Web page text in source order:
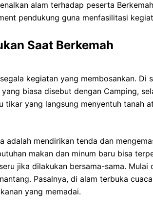
alam terhadap peserta
pendukung guna menfasilitasi
Saat Berkemah
kegiatan yang membosankan.
biasa disebut dengan Camping,
yang langsung menyentuh tanah
mendirikan tenda dan
makan dan minum baru bisa
jika dilakukan bersama-sama.
Pasalnya, di alam terbuka
yang memadai.